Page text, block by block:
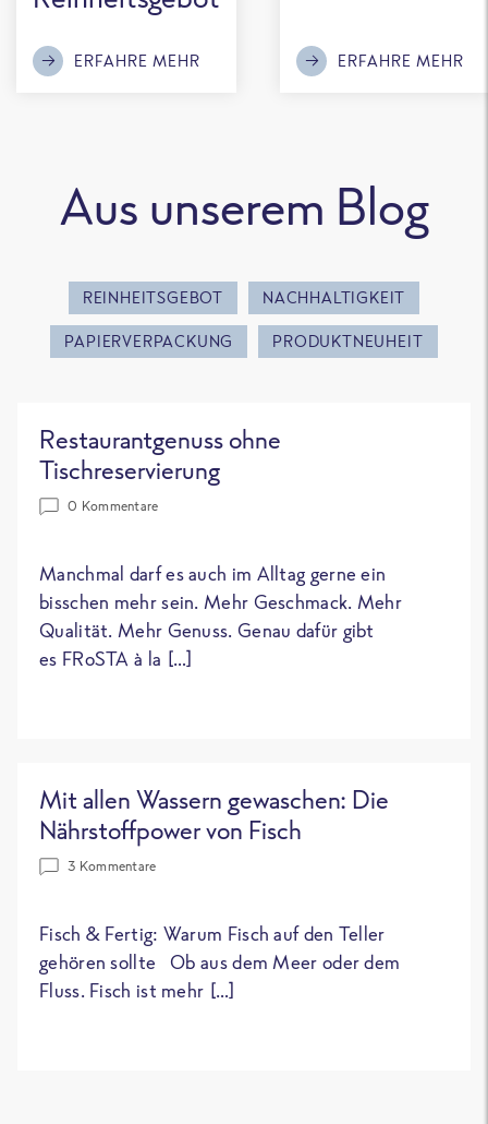
ERFAHRE MEHR ERFAHRE MEHR
Aus unserem Blog
REINHEITSGEBOT NACHHALTIGKEIT
PAPIERVERPACKUNG PRODUKTNEUHEIT
Restaurantgenuss ohne
Tischreservierung
0 Kommentare
Manchmal darf es auch im Alltag gerne ein
bisschen mehr sein. Mehr Geschmack. Mehr
Qualität. Mehr Genuss. Genau dafür gibt
es FRoSTA à la […]
Mit allen Wassern gewaschen: Die
Nährstoffpower von Fisch
3 Kommentare
Fisch & Fertig: Warum Fisch auf den Teller
gehören sollte Ob aus dem Meer oder dem
Fluss. Fisch ist mehr […]